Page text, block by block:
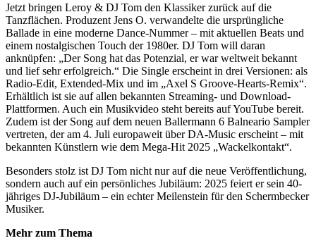
Jetzt bringen Leroy & DJ Tom den Klassiker zurück auf die
Tanzflächen. Produzent Jens O. verwandelte die ursprüngliche
Ballade in eine moderne Dance-Nummer – mit aktuellen Beats und
einem nostalgischen Touch der 1980er. DJ Tom will daran
anknüpfen: „Der Song hat das Potenzial, er war weltweit bekannt
und lief sehr erfolgreich.“ Die Single erscheint in drei Versionen: als
Radio-Edit, Extended-Mix und im „Axel S Groove-Hearts-Remix“.
Erhältlich ist sie auf allen bekannten Streaming- und Download-
Plattformen. Auch ein Musikvideo steht bereits auf YouTube bereit.
Zudem ist der Song auf dem neuen Ballermann 6 Balneario Sampler
vertreten, der am 4. Juli europaweit über DA-Music erscheint – mit
bekannten Künstlern wie dem Mega-Hit 2025 „Wackelkontakt“.
Besonders stolz ist DJ Tom nicht nur auf die neue Veröffentlichung,
sondern auch auf ein persönliches Jubiläum: 2025 feiert er sein 40-
jähriges DJ-Jubiläum – ein echter Meilenstein für den Schermbecker
Musiker.
Mehr zum Thema